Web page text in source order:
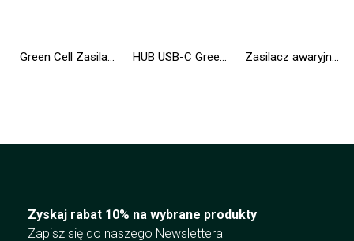
Green Cell Zasilacz Awaryjny UPS 600VA 360W Power Proof z wyświetlaczem LCD HUB USB-C Green Cell 6w1 (USB 3.0 HDMI Ethernet USB-C) Adapter do Apple MacBook, Dell XPS, Asus ZenBook i innych Zasilacz awaryjny UPS Greencell 2000VA 1200W PowerProof z wyświetlaczem LCD
Zyskaj rabat 10% na wybrane produkty
Zapisz się do naszego Newslettera